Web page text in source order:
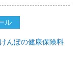
ル
んぽの健康保険料